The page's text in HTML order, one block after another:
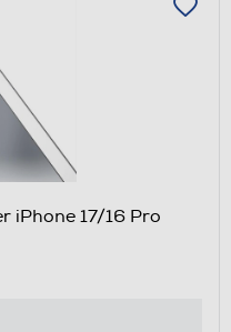
iPhone 17/16 Pro